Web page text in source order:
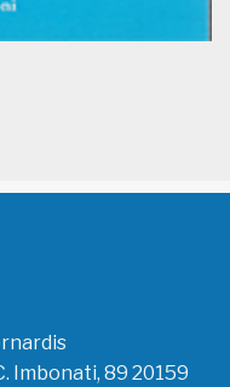
Imbonati, 89 20159